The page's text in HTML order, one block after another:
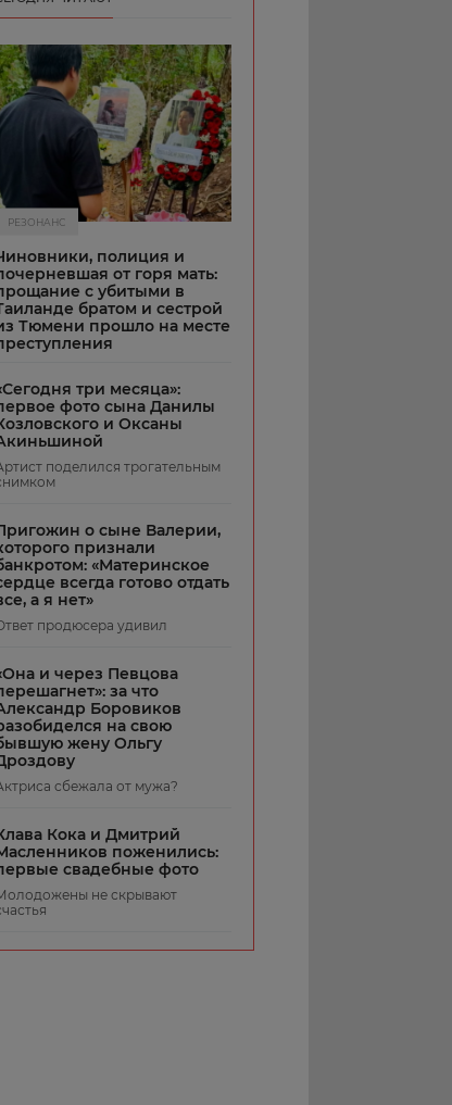
РЕЗОНАНС
полиция и
от горя мать:
с убитыми в
братом и сестрой
Тюмени прошло на месте
три месяца»:
фото сына Данилы
и Оксаны
поделился трогательным
о сыне Валерии,
признали
«Материнское
всегда готово отдать
а я нет»
продюсера удивил
и через Певцова
за что
Боровиков
на свою
жену Ольгу
сбежала от мужа?
Кока и Дмитрий
поженились:
свадебные фото
не скрывают